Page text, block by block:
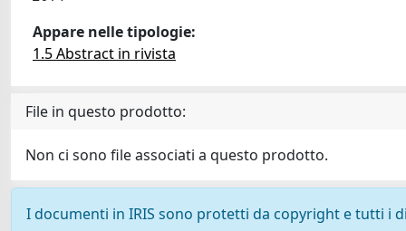
Appare nelle tipologie:
1.5 Abstract in rivista
File in questo prodotto:
Non ci sono file associati a questo prodotto.
I documenti in IRIS sono protetti da copyright e tutti i